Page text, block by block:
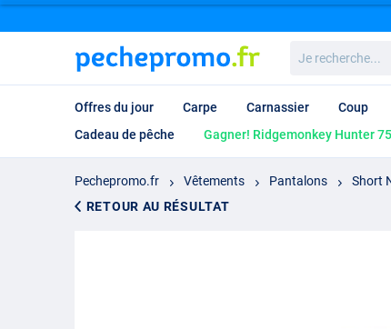
recherche...
Offres du jour Carpe Carnassier Coup
Cadeau de pêche
Gagner! Ridgemonkey Hunter
Pechepromo.fr Vêtements Pantalons
Short
RETOUR AU RÉSULTAT